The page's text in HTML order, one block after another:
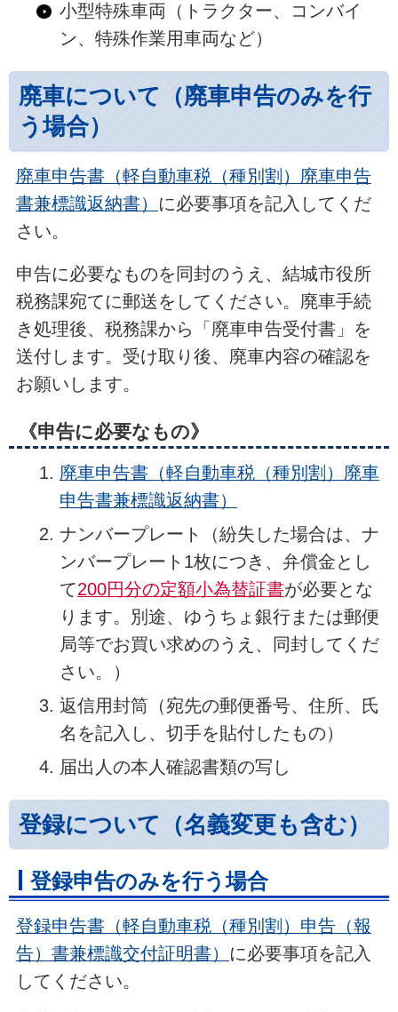
小型特殊車両（トラクター、コンバイ
ン、特殊作業用車両など）
廃車について（廃車申告のみを行
う場合）
廃車申告書（軽自動車税（種別割）廃車申告
書兼標識返納書） に必要事項を記入してくだ
さい。
申告に必要なものを同封のうえ、結城市役所
税務課宛てに郵送をしてください。廃車手続
き処理後、税務課から「廃車申告受付書」を
送付します。受け取り後、廃車内容の確認を
お願いします。
《申告に必要なもの》
廃車申告書（軽自動車税（種別割）廃車
申告書兼標識返納書）
ナンバープレート（紛失した場合は、ナ
ンバープレート1枚につき、弁償金とし
て200円分の定額小為替証書が必要とな
ります。別途、ゆうちょ銀行または郵便
局等でお買い求めのうえ、同封してくだ
さい。）
返信用封筒（宛先の郵便番号、住所、氏
名を記入し、切手を貼付したもの）
届出人の本人確認書類の写し
登録について（名義変更も含む）
登録申告のみを行う場合
登録申告書（軽自動車税（種別割）申告（報
告）書兼標識交付証明書） に必要事項を記入
してください。